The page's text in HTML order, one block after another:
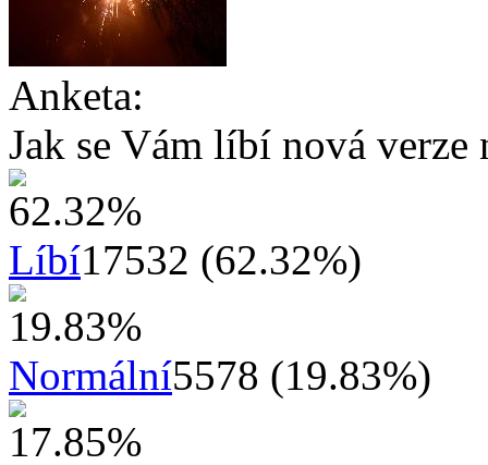
Anketa:
Jak se Vám líbí nová verze
Líbí17532 (62.32%)
Normální5578 (19.83%)